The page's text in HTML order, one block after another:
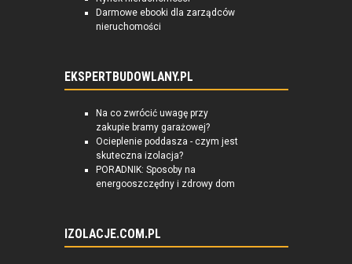
Darmowe ebooki dla zarządców
nieruchomości
EKSPERTBUDOWLANY.PL
Na co zwrócić uwagę przy
zakupie bramy garażowej?
Ocieplenie poddasza - czym jest
skuteczna izolacja?
PORADNIK: Sposoby na
energooszczędny i zdrowy dom
IZOLACJE.COM.PL